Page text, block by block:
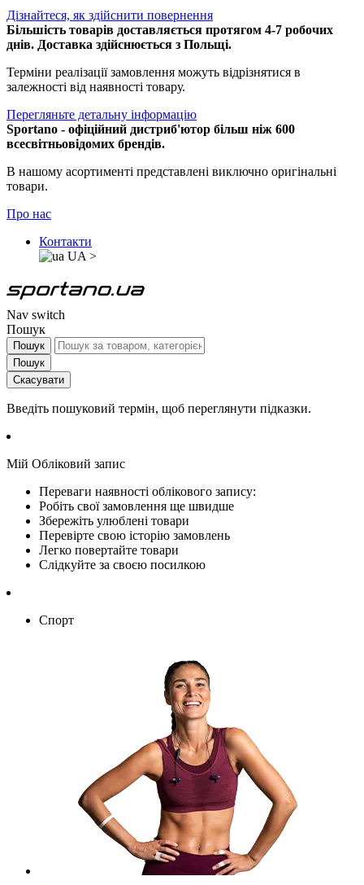
Дізнайтеся, як здійснити повернення
Більшість товарів доставляється протягом 4-7 робочих
днів. Доставка здійснюється з Польщі.
Терміни реалізації замовлення можуть відрізнятися в
залежності від наявності товару.
Перегляньте детальну інформацію
Sportano - офіційний дистриб'ютор більш ніж 600
всесвітньовідомих брендів.
В нашому асортименті представлені виключно оригінальні
товари.
Про нас
Контакти
UA >
Nav switch
Пошук
Пошук
Пошук
Скасувати
Введіть пошуковий термін, щоб переглянути підказки.
Мій Обліковий запис
Переваги наявності облікового запису:
Робіть свої замовлення ще швидше
Збережіть улюблені товари
Перевірте свою історію замовлень
Легко повертайте товари
Слідкуйте за своєю посилкою
Спорт